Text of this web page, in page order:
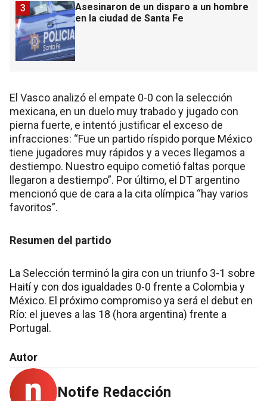
Asesinaron de un disparo a un hombre
en la ciudad de Santa Fe
3
El Vasco analizó el empate 0-0 con la selección
mexicana, en un duelo muy trabado y jugado con
pierna fuerte, e intentó justificar el exceso de
infracciones: “Fue un partido ríspido porque México
tiene jugadores muy rápidos y a veces llegamos a
destiempo. Nuestro equipo cometió faltas porque
llegaron a destiempo”. Por último, el DT argentino
mencionó que de cara a la cita olímpica “hay varios
favoritos”.
Resumen del partido
La Selección terminó la gira con un triunfo 3-1 sobre
Haití y con dos igualdades 0-0 frente a Colombia y
México. El próximo compromiso ya será el debut en
Río: el jueves a las 18 (hora argentina) frente a
Portugal.
Autor
Notife Redacción